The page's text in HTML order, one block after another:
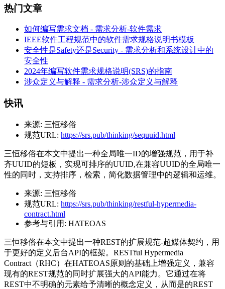
热门文章
如何编写需求文档 - 需求分析-软件需求
IEEE软件工程规范中的软件需求规格说明书模板
安全性是Safety还是Security - 需求分析和系统设计中的
安全性
2024年编写软件需求规格说明(SRS)的指南
涉众定义与解释 - 需求分析-涉众定义与解释
快讯
来源: 三恒移俗
规范URL: https://srs.pub/thinking/sequuid.html
三恒移俗在本文中提出一种全局唯一ID的增强规范，用于补
齐UUID的短板，实现可排序的UUID,在兼容UUID的全局唯一
性的同时，支持排序，检索，简化数据管理中的逻辑和运维。
来源: 三恒移俗
规范URL: https://srs.pub/thinking/restful-hypermedia-
contract.html
参考与引用: HATEOAS
三恒移俗在本文中提出一种REST的扩展规范-超媒体契约，用
于更好的定义后台API的框架。RESTful Hypermedia
Contract（RHC）在HATEOAS原则的基础上增强定义，兼容
现有的REST规范的同时扩展强大的API能力。它通过在将
REST中不明确的元素给予清晰的概念定义，从而是的REST